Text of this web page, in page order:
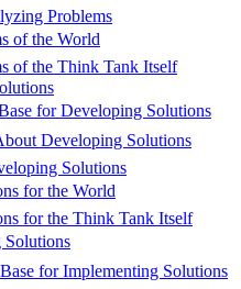
Problems
of the World
of the Think Tank Itself
for Developing Solutions
Developing Solutions
Solutions
for the World
for the Think Tank Itself
for Implementing Solutions